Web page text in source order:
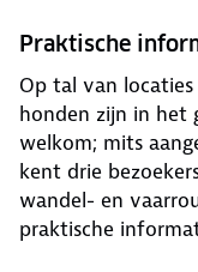
Praktische
Op tal van
honden zijn in het
welkom; mits
kent drie
wandel- en
praktische